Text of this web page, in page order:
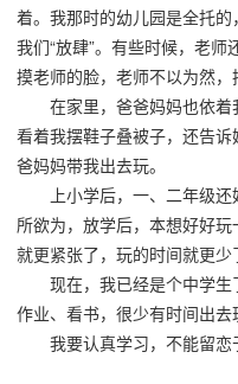
着。我那时的幼儿园是全托
我们“放肆”。有些时候，老
摸老师的脸，老师不以为然
在家里，爸爸妈妈也依着
看着我摆鞋子叠被子，还告
爸妈妈带我出去玩。
上小学后，一、二年级还
所欲为，放学后，本想好好
就更紧张了，玩的时间就更
现在，我已经是个中学生
作业、看书，很少有时间出
我要认真学习，不能留恋